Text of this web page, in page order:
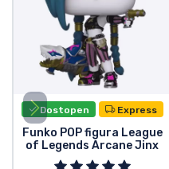
Dostopen Express
Funko POP figura League
of Legends Arcane Jinx